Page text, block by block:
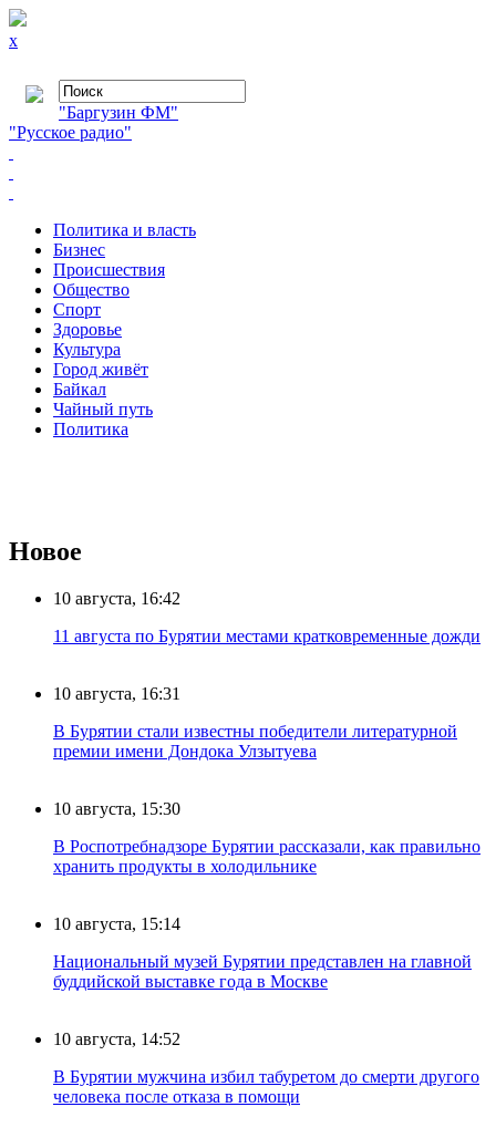
x
"Баргузин ФМ"
"Русское радио"
Политика и власть
Бизнес
Происшествия
Общество
Cпорт
Здоровье
Культура
Город живёт
Байкал
Чайный путь
Политика
Новое
10 августа, 16:42
11 августа по Бурятии местами кратковременные дожди
10 августа, 16:31
В Бурятии стали известны победители литературной
премии имени Дондока Улзытуева
10 августа, 15:30
В Роспотребнадзоре Бурятии рассказали, как правильно
хранить продукты в холодильнике
10 августа, 15:14
Национальный музей Бурятии представлен на главной
буддийской выставке года в Москве
10 августа, 14:52
В Бурятии мужчина избил табуретом до смерти другого
человека после отказа в помощи